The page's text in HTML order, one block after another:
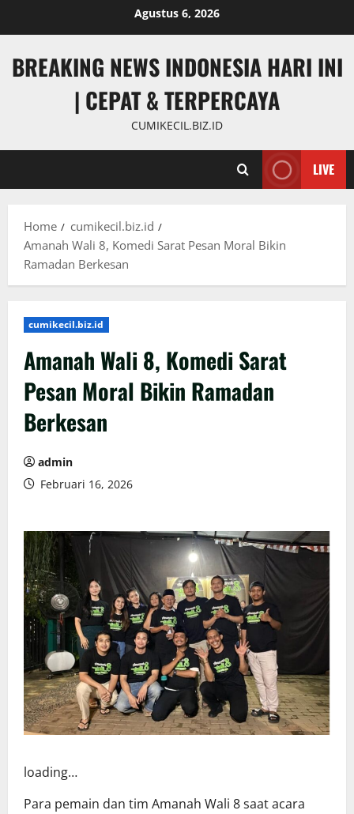
Agustus 6, 2026
BREAKING NEWS INDONESIA HARI INI
| CEPAT & TERPERCAYA
CUMIKECIL.BIZ.ID
LIVE
Home
cumikecil.biz.id
Amanah Wali 8, Komedi Sarat Pesan Moral Bikin
Ramadan Berkesan
cumikecil.biz.id
Amanah Wali 8, Komedi Sarat
Pesan Moral Bikin Ramadan
Berkesan
admin
Februari 16, 2026
loading…
Para pemain dan tim Amanah Wali 8 saat acara